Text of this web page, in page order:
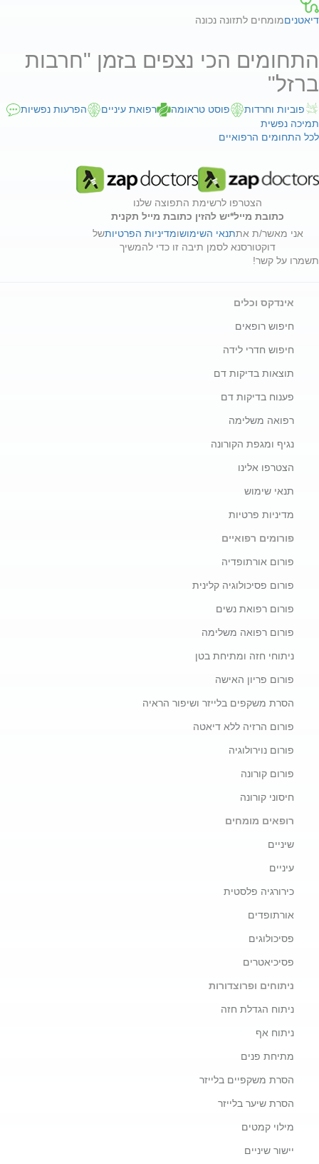
דיאטניםמומחים לתזונה נכונה
התחומים הכי נצפים בזמן "חרבות
ברזל"
פוביות וחרדות פוסט טראומה רפואת עיניים
הפרעות נפשיות
תמיכה נפשית
לכל התחומים הרפואיים
הצטרפו לרשימת התפוצה שלנו
כתובת מייל*יש להזין כתובת מייל תקנית
אני מאשר/ת אתתנאי השימושומדיניות הפרטיותשל
דוקטורסנא לסמן תיבה זו כדי להמשיך
תשמרו על קשר!
אינדקס וכלים
חיפוש רופאים
חיפוש חדרי לידה
תוצאות בדיקות דם
פענוח בדיקות דם
רפואה משלימה
נגיף ומגפת הקורונה
הצטרפו אלינו
תנאי שימוש
מדיניות פרטיות
פורומים רפואיים
פורום אורתופדיה
פורום פסיכולוגיה קלינית
פורום רפואת נשים
פורום רפואה משלימה
ניתוחי חזה ומתיחת בטן
פורום פריון האישה
הסרת משקפים בלייזר ושיפור הראיה
פורום הרזיה ללא דיאטה
פורום נוירולוגיה
פורום קורונה
חיסוני קורונה
רופאים מומחים
שיניים
עיניים
כירורגיה פלסטית
אורתופדים
פסיכולוגים
פסיכיאטרים
ניתוחים ופרוצדורות
ניתוח הגדלת חזה
ניתוח אף
מתיחת פנים
הסרת משקפיים בלייזר
הסרת שיער בלייזר
מילוי קמטים
יישור שיניים